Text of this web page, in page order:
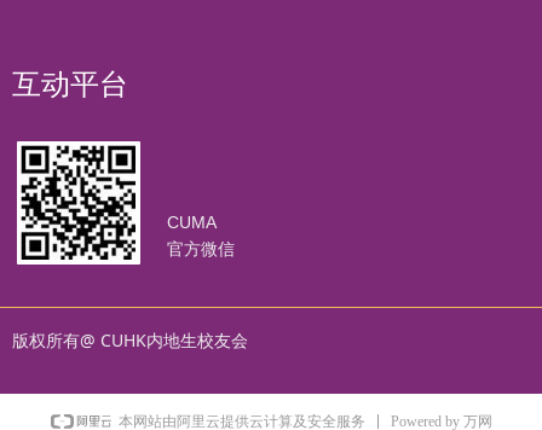
互动平台
CUMA
官方微信
版权所有@ CUHK内地生校友会
本网站由阿里云提供云计算及安全服务 Powered by 万网